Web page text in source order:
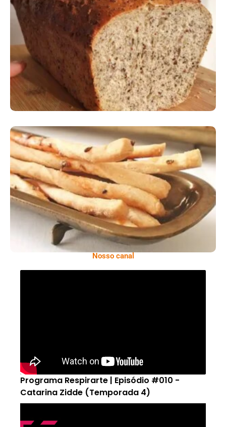
Comer Bem: Pão Low Carb
Comer Bem: Palitinhos De Cebola E Salsa
Nosso canal
Programa Respirarte | Episódio #010 -
Catarina Zidde (Temporada 4)